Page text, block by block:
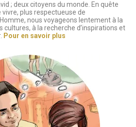
; deux citoyens du monde. En quête
vivre, plus respectueuse de
nous voyageons lentement à la
cultures, à la recherche d’inspirations et
Pour en savoir plus